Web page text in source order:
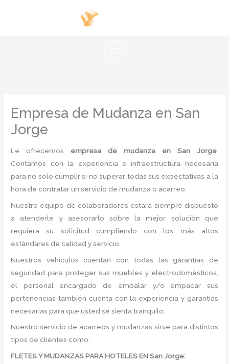
Empresa de Mudanza en San
Jorge
Le ofrecemos empresa de mudanza en San Jorge.
Contamos con la experiencia e infraestructura necesaria
para no solo cumplir si no superar todas sus expectativas a la
hora de contratar un servicio de mudanza o acarreo.
Nuestro equipo de colaboradores estará siempre dispuesto
a atenderle y asesorarlo sobre la mejor solución que
requiera su solicitud cumpliendo con los más altos
estándares de calidad y servicio.
Nuestros vehículos cuentan con todas las garantías de
seguridad para proteger sus muebles y electrodomésticos,
el personal encargado de embalar y/o empacar sus
pertenencias también cuenta con la experiencia y garantías
necesarias para que usted se sienta tranquilo.
Nuestro servicio de acarreos y mudanzas sirve para distintos
tipos de clientes como:
FLETES Y MUDANZAS PARA HOTELES EN San Jorge: